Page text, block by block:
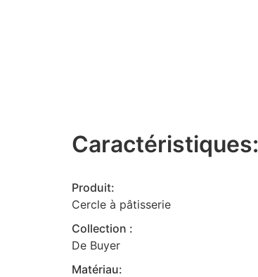
Caractéristiques:
Produit:
Cercle à pâtisserie
Collection :
De Buyer
Matériau: